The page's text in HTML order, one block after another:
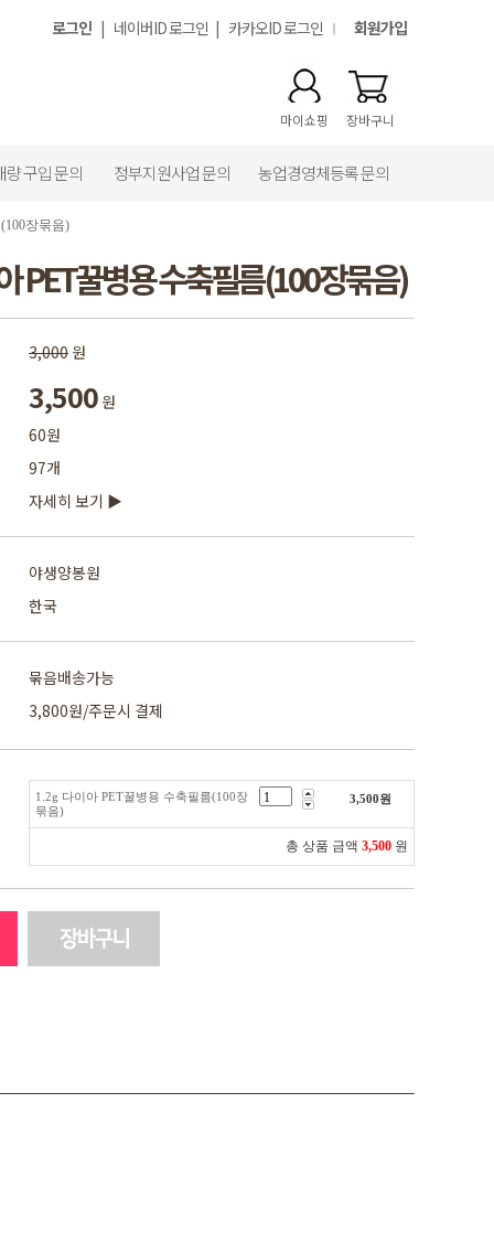
로그인 | 네이버ID 로그인 | 카카오ID 로그인 회원가입
마이쇼핑 장바구니
량 구입 문의 정부지원사업 문의 농업경영체등록 문의
장묶음)
PET꿀병용 수축필름(100장묶음)
3,000 원
3,500 원
60원
97개
자세히 보기 ▶
야생양봉원
한국
묶음배송가능
3,800원/주문시 결제
1.2g 다이아 PET꿀병용 수축필름(100장
묶음)
3,500원
총 상품 금액 3,500 원